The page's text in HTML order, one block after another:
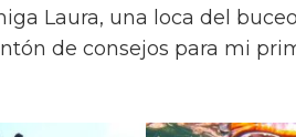
Laura, una loca del
de consejos para mi